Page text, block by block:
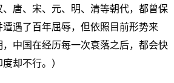
唐、宋、元、明、清等朝代，都曾保
遇了百年屈辱，但依照目前形势来
中国在经历每一次衰落之后，都会快
却不行。）